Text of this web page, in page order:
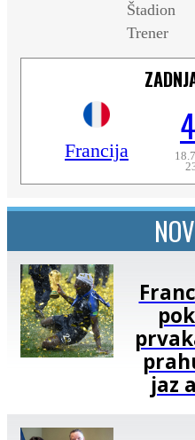
Štadion
Trener
Francija
jaz